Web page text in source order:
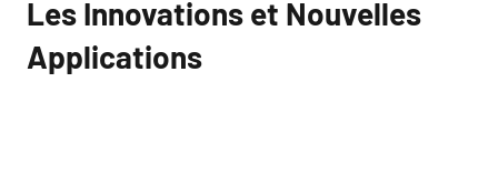
Les Innovations et Nouvelles
Applications